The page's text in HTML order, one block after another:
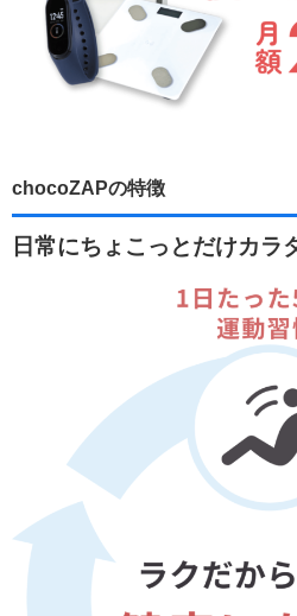
chocoZAPの特徴
日常にちょこっとだけカラ